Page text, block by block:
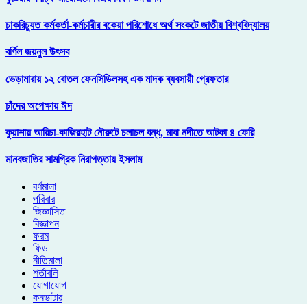
চাকরিচ্যুত কর্মকর্তা-কর্মচারীর বকেয়া পরিশোধে অর্থ সংকটে জাতীয় বিশ্ববিদ্যালয়
বর্ণিল জয়নুল উৎসব
ভেড়ামারায় ১২ বোতল ফেনসিডিলসহ এক মাদক ব্যবসায়ী গ্রেফতার
চাঁদের অপেক্ষায় ঈদ
কুয়াশায় আরিচা-কাজিরহাট নৌরুটে চলাচল বন্ধ, মাঝ নদীতে আটকা ৪ ফেরি
মানবজাতির সামগ্রিক নিরাপত্তায় ইসলাম
বর্ণমালা
পরিবার
জিজ্ঞাসিত
বিজ্ঞাপন
ফরম
ফিড
নীতিমালা
শর্তাবলি
যোগাযোগ
কনভাটার